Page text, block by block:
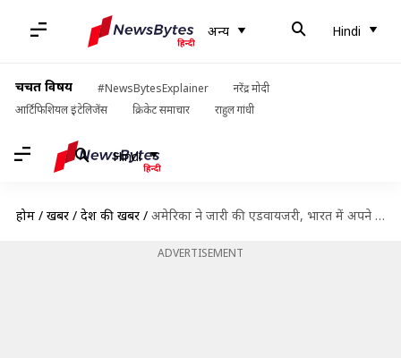
अन्य Hindi
चर्चित विषय #NewsBytesExplainer
नरेंद्र मोदी
आर्टिफिशियल इंटेलिजेंस
क्रिकेट समाचार राहुल गांधी
Hindi
होम / खबरें / देश की खबरें / अमेरिका ने जारी की एडवायजरी, भारत में अपने नागरिकों को अपराध और आतंकवाद को लेकर चेताया
ADVERTISEMENT